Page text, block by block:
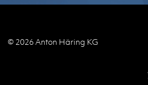
© 2026 Anton Häring KG